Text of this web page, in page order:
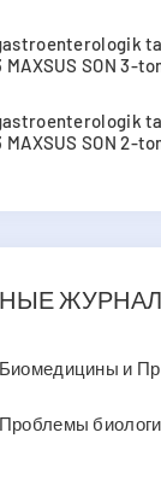
SON 3-
SON 2-
и